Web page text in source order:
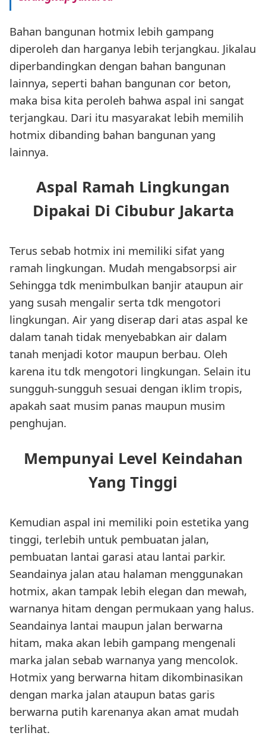
Bahan bangunan hotmix lebih gampang
diperoleh dan harganya lebih terjangkau. Jikalau
diperbandingkan dengan bahan bangunan
lainnya, seperti bahan bangunan cor beton,
maka bisa kita peroleh bahwa aspal ini sangat
terjangkau. Dari itu masyarakat lebih memilih
hotmix dibanding bahan bangunan yang
lainnya.
Aspal Ramah Lingkungan
Dipakai Di Cibubur Jakarta
Terus sebab hotmix ini memiliki sifat yang
ramah lingkungan. Mudah mengabsorpsi air
Sehingga tdk menimbulkan banjir ataupun air
yang susah mengalir serta tdk mengotori
lingkungan. Air yang diserap dari atas aspal ke
dalam tanah tidak menyebabkan air dalam
tanah menjadi kotor maupun berbau. Oleh
karena itu tdk mengotori lingkungan. Selain itu
sungguh-sungguh sesuai dengan iklim tropis,
apakah saat musim panas maupun musim
penghujan.
Mempunyai Level Keindahan
Yang Tinggi
Kemudian aspal ini memiliki poin estetika yang
tinggi, terlebih untuk pembuatan jalan,
pembuatan lantai garasi atau lantai parkir.
Seandainya jalan atau halaman menggunakan
hotmix, akan tampak lebih elegan dan mewah,
warnanya hitam dengan permukaan yang halus.
Seandainya lantai maupun jalan berwarna
hitam, maka akan lebih gampang mengenali
marka jalan sebab warnanya yang mencolok.
Hotmix yang berwarna hitam dikombinasikan
dengan marka jalan ataupun batas garis
berwarna putih karenanya akan amat mudah
terlihat.